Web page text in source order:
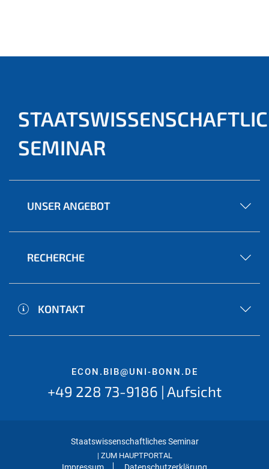
SEMINAR
UNSER ANGEBOT
RECHERCHE
KONTAKT
ECON.BIB@UNI-BONN.DE
+49 228 73-9186 | Aufsicht
Staatswissenschaftliches Seminar
| ZUM HAUPTPORTAL
Impressum Datenschutzerklärung